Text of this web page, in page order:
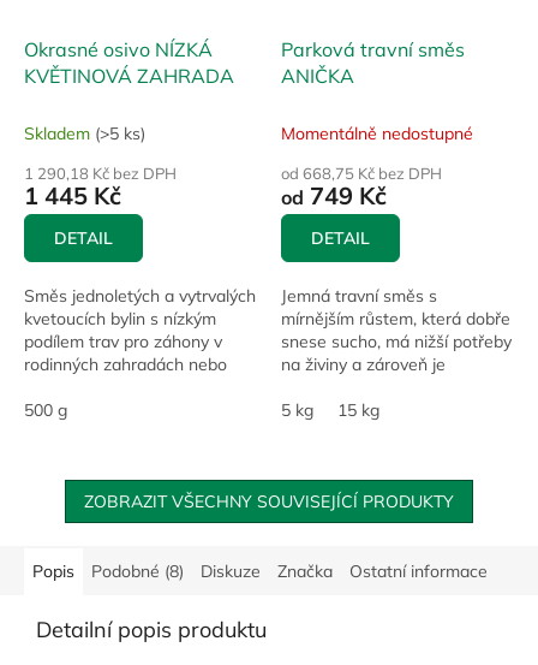
Okrasné osivo NÍZKÁ
KVĚTINOVÁ ZAHRADA
Skladem (>5 ks)
1 290,18 Kč bez DPH
1 445 Kč
DETAIL
Směs jednoletých a vytrvalých
kvetoucích bylin s nízkým
podílem trav pro záhony v
rodinných zahradách nebo
500 g
Parková travní směs
ANIČKA
Momentálně nedostupné
od 668,75 Kč bez DPH
od 749 Kč
DETAIL
Jemná travní směs s
mírnějším růstem, která dobře
snese sucho, má nižší potřeby
na živiny a zároveň je
zátěži. Cílí zejména na
5 kg 15 kg
ZOBRAZIT VŠECHNY SOUVISEJÍCÍ PRODUKTY
Popis Podobné (8) Diskuze Značka Ostatní informace
Detailní popis produktu